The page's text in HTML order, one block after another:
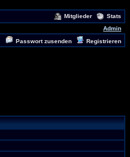
Mitglieder
Stats
Admin
Passwort zusenden Registrieren